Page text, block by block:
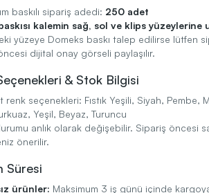
baskılı sipariş adedi: 250 adet
kalemin sağ, sol ve klips yüzeylerine
yüzeye Domeks baskı talep edilirse lütfen
dijital onay görseli paylaşılır.
& Stok Bilgisi
renk seçenekleri: Fıstık Yeşili, Siyah, Pembe,
Yeşil, Beyaz, Turuncu
anlık olarak değişebilir. Sipariş öncesi
önerilir.
Süresi
ürünler: Maksimum 3 iş günü içinde